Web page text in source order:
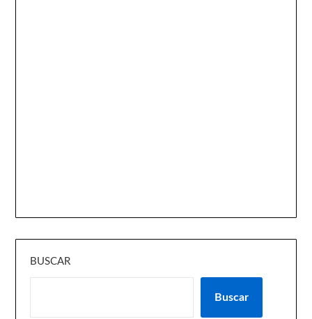
BUSCAR
Buscar